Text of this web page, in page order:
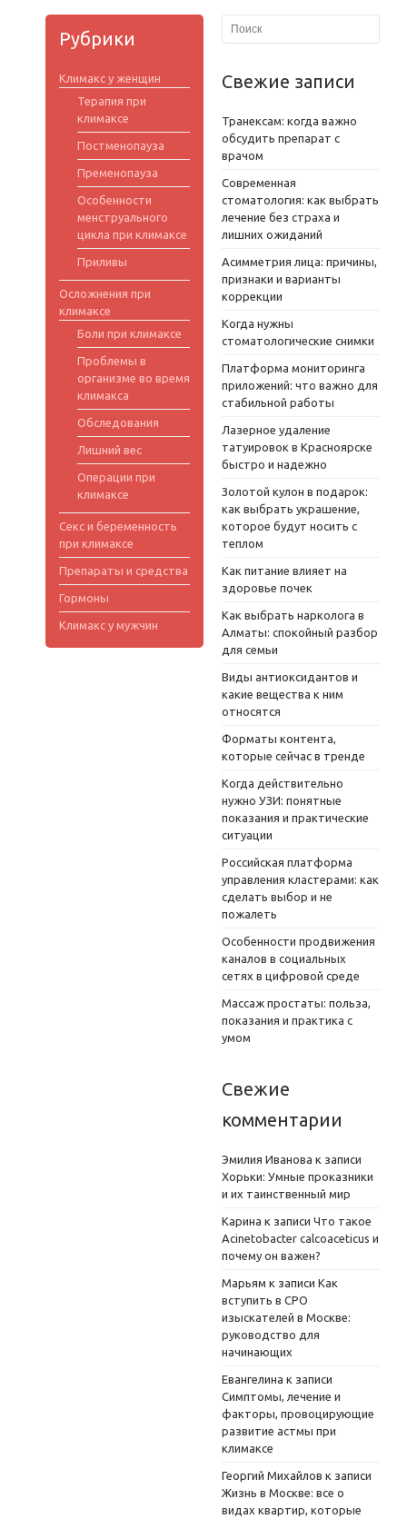
Рубрики
Климакс у женщин
Терапия при
климаксе
Постменопауза
Пременопауза
Особенности
менструального
цикла при климаксе
Приливы
Осложнения при
климаксе
Боли при климаксе
Проблемы в
организме во время
климакса
Обследования
Лишний вес
Операции при
климаксе
Секс и беременность
при климаксе
Препараты и средства
Гормоны
Климакс у мужчин
Свежие записи
Транексам: когда важно
обсудить препарат с
врачом
Современная
стоматология: как выбрать
лечение без страха и
лишних ожиданий
Асимметрия лица: причины,
признаки и варианты
коррекции
Когда нужны
стоматологические снимки
Платформа мониторинга
приложений: что важно для
стабильной работы
Лазерное удаление
татуировок в Красноярске
быстро и надежно
Золотой кулон в подарок:
как выбрать украшение,
которое будут носить с
теплом
Как питание влияет на
здоровье почек
Как выбрать нарколога в
Алматы: спокойный разбор
для семьи
Виды антиоксидантов и
какие вещества к ним
относятся
Форматы контента,
которые сейчас в тренде
Когда действительно
нужно УЗИ: понятные
показания и практические
ситуации
Российская платформа
управления кластерами: как
сделать выбор и не
пожалеть
Особенности продвижения
каналов в социальных
сетях в цифровой среде
Массаж простаты: польза,
показания и практика с
умом
Свежие
комментарии
Эмилия Иванова к записи
Хорьки: Умные проказники
и их таинственный мир
Карина к записи Что такое
Acinetobacter calcoaceticus и
почему он важен?
Марьям к записи Как
вступить в СРО
изыскателей в Москве:
руководство для
начинающих
Евангелина к записи
Симптомы, лечение и
факторы, провоцирующие
развитие астмы при
климаксе
Георгий Михайлов к записи
Жизнь в Москве: все о
видах квартир, которые